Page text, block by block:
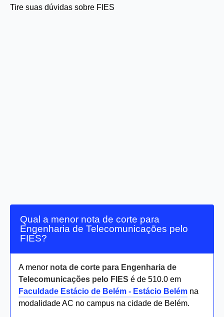
Tire suas dúvidas sobre FIES
Qual a menor nota de corte para
Engenharia de Telecomunicações pelo
FIES?
A menor nota de corte para Engenharia de
Telecomunicações pelo FIES é de 510.0 em
Faculdade Estácio de Belém - Estácio Belém na
modalidade AC no campus na cidade de Belém.